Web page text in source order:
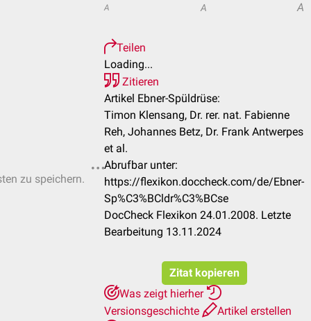
zu speichern.
A A A
Teilen
Loading...
Zitieren
Artikel Ebner-Spüldrüse:
Timon Klensang, Dr. rer. nat. Fabienne
Reh, Johannes Betz, Dr. Frank Antwerpes
et al.
Abrufbar unter:
https://flexikon.doccheck.com/de/Ebner-
Sp%C3%BCldr%C3%BCse
DocCheck Flexikon 24.01.2008. Letzte
Bearbeitung 13.11.2024
Zitat kopieren
Was zeigt hierher
Versionsgeschichte
Artikel erstellen